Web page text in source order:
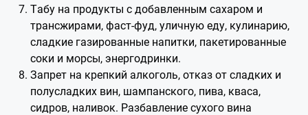
Табу на продукты с добавленным сахаром и
трансжирами, фаст-фуд, уличную еду, кулинарию,
сладкие газированные напитки, пакетированные
соки и морсы, энергодринки.
Запрет на крепкий алкоголь, отказ от сладких и
полусладких вин, шампанского, пива, кваса,
сидров, наливок. Разбавление сухого вина